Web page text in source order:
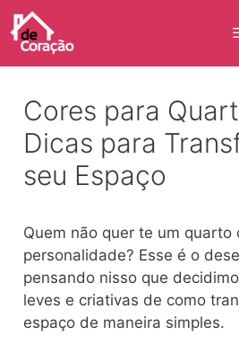
Pular
para
Cores para
Dicas para
seu Espaço
Quem não quer te um quarto
personalidade? Esse é o
pensando nisso que
leves e criativas de como
espaço de maneira simples.